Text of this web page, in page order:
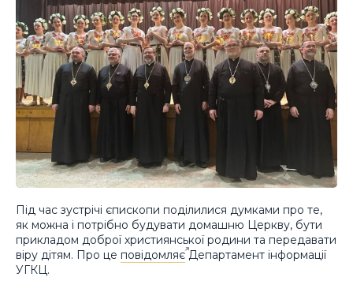
Під час зустрічі єпископи поділилися думками про те,
як можна і потрібно будувати домашню Церкву, бути
прикладом доброї християнської родини та передавати
віру дітям. Про це повідомляєДепартамент інформації
УГКЦ.